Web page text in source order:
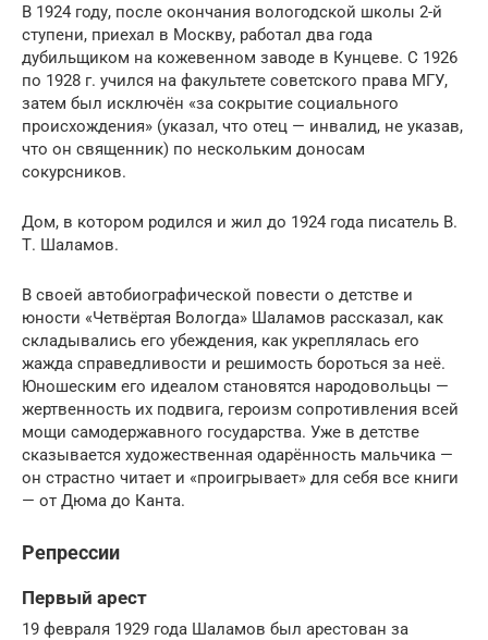
В 1924 году, после окончания вологодской школы 2-й
ступени, приехал в Москву, работал два года
дубильщиком на кожевенном заводе в Кунцеве. С 1926
по 1928 г. учился на факультете советского права МГУ,
затем был исключён «за сокрытие социального
происхождения» (указал, что отец — инвалид, не указав,
что он священник) по нескольким доносам
сокурсников.
Дом, в котором родился и жил до 1924 года писатель В.
Т. Шаламов.
В своей автобиографической повести о детстве и
юности «Четвёртая Вологда» Шаламов рассказал, как
складывались его убеждения, как укреплялась его
жажда справедливости и решимость бороться за неё.
Юношеским его идеалом становятся народовольцы —
жертвенность их подвига, героизм сопротивления всей
мощи самодержавного государства. Уже в детстве
сказывается художественная одарённость мальчика —
он страстно читает и «проигрывает» для себя все книги
— от Дюма до Канта.
Репрессии
Первый арест
19 февраля 1929 года Шаламов был арестован за